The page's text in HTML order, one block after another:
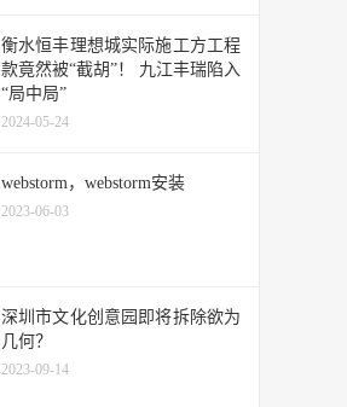
衡水恒丰理想城实际施工方工程
款竟然被“截胡”！ 九江丰瑞陷入
“局中局”
2024-05-24
webstorm，webstorm安装
2023-06-03
深圳市文化创意园即将拆除欲为
几何？
2023-09-14